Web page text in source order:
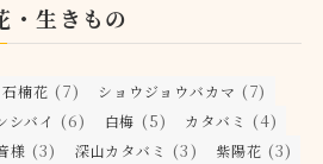
・生きもの
石楠花 (7) ショウジョウバカマ (7)
シバイ (6) 白梅 (5) カタバミ (4)
様 (3) 深山カタバミ (3) 紫陽花 (3)